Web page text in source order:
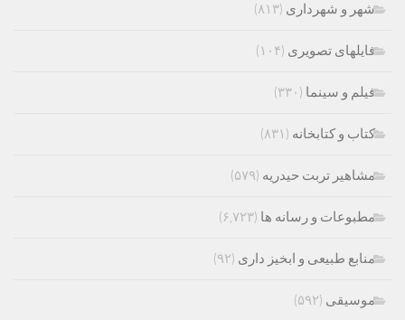
شهر و شهرداری (۸۱۳)
فایلهای تصویری (۱۰۴)
فیلم و سینما (۳۳۰)
کتاب و کتابخانه (۸۳۱)
مشاهیر تربت حیدریه (۵۷۹)
مطبوعات و رسانه ها (۶,۷۲۳)
منابع طبیعی و ابخیز داری (۹۲)
موسیقی (۵۹۲)